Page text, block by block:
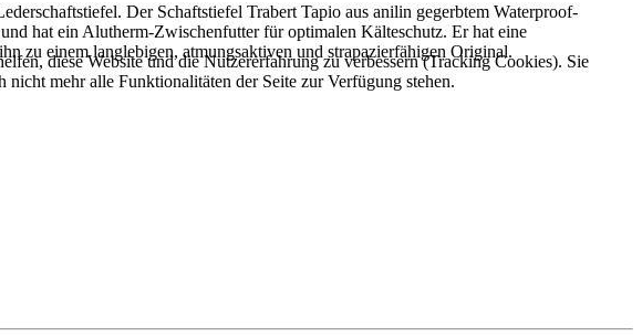
Der Schaftstiefel Trabert Tapio aus anilin gegerbtem Waterproof-
hat ein Alutherm-Zwischenfutter für optimalen Kälteschutz. Er hat eine
zu einem langlebigen, atmungsaktiven und strapazierfähigen Original.
diese Website und die Nutzererfahrung zu verbessern (Tracking Cookies). Sie
mehr alle Funktionalitäten der Seite zur Verfügung stehen.